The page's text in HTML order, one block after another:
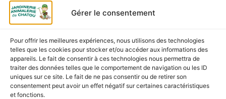
Gérer le consentement
Pour offrir les meilleures expériences, nous utilisons des technologies
telles que les cookies pour stocker et/ou accéder aux informations des
appareils. Le fait de consentir à ces technologies nous permettra de
traiter des données telles que le comportement de navigation ou les ID
uniques sur ce site. Le fait de ne pas consentir ou de retirer son
consentement peut avoir un effet négatif sur certaines caractéristiques
et fonctions.
A Catégoriser
PAILLE 2.5KG
En stock